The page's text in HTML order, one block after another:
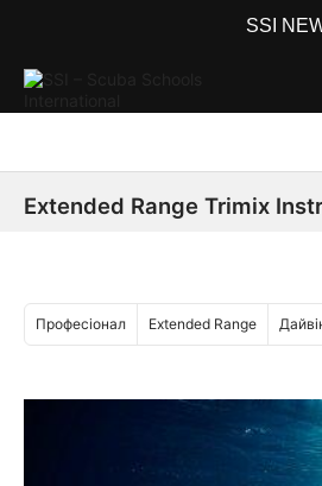
SSI
Extended Range Trimix
Професіонал Extended Range